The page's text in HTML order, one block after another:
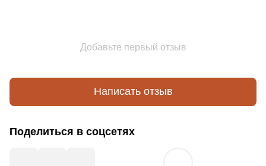
Добавьте первый отзыв
Написать отзыв
Поделиться в соцсетях